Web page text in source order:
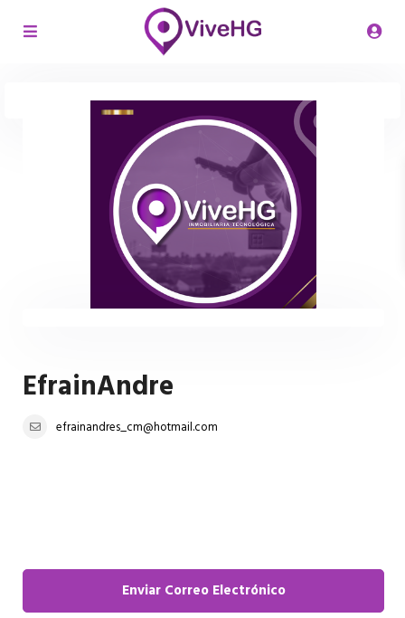
EfrainAndre
efrainandres_cm@hotmail.com
Enviar Correo Electrónico